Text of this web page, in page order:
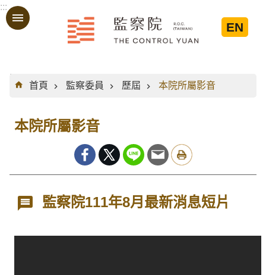
跳到主要內容區塊
:::
EN
:::
首頁
監察委員 歷屆 本院所屬影音
本院所屬影音
監察院111年8月最新消息短片